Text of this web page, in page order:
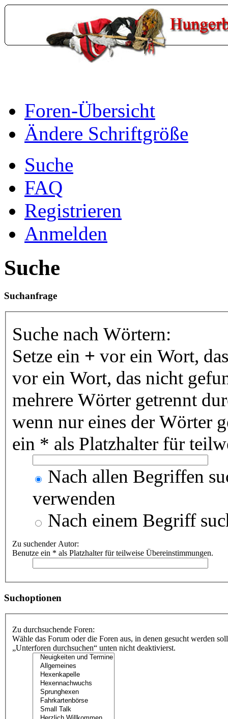
Foren-Übersicht
Ändere Schriftgröße
Suche
FAQ
Registrieren
Anmelden
Suche
Suchanfrage
Suche nach Wörtern:
Setze ein + vor ein Wort,
vor ein Wort, das nicht
mehrere Wörter getrennt
wenn nur eines der Wörter
ein * als Platzhalter für
Nach allen Begriffen
verwenden
Nach einem Begriff
Zu suchender Autor:
Benutze ein * als Platzhalter für teilweise Übereinstimmungen.
Suchoptionen
Zu durchsuchende Foren:
Wähle das Forum oder die Foren aus, in denen gesucht werden
„Unterforen durchsuchen“ unten nicht deaktivierst.